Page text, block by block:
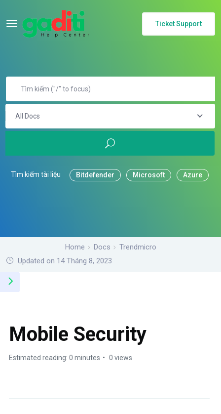
Ticket Support
All Docs
Tìm kiếm tài liệu Bitdefender Microsoft Azure
Home Docs
Trendmicro
Updated on 14 Tháng 8, 2023
Mobile Security
Estimated reading: 0 minutes 0 views